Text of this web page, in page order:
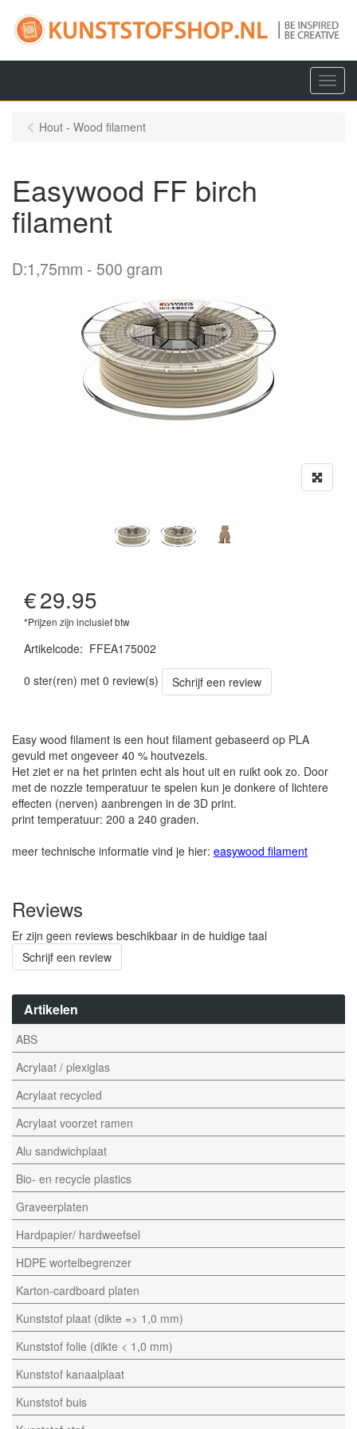
Menu
Artikelen
ABS
Acrylaat / plexiglas
Acrylaat recycled
Acrylaat voorzet ramen
Alu sandwichplaat
Bio- en recycle plastics
Graveerplaten
Hardpapier/ hardweefsel
HDPE wortelbegrenzer
Karton-cardboard platen
Kunststof plaat (dikte => 1,0 mm)
Kunststof folie (dikte < 1,0 mm)
Kunststof kanaalplaat
Kunststof buis
Hout - Wood filament
Easywood FF birch
filament
D:1,75mm 500 gram
€29.95
*Prijzen zijn inclusief btw
Artikelcode: FFEA175002
0 ster(ren) met 0 review(s)
Schrijf een review
Easy wood filament is een hout filament gebaseerd op PLA
gevuld met ongeveer 40 % houtvezels.
Het ziet er na het printen echt als hout uit en ruikt ook zo. Door
met de nozzle temperatuur te spelen kun je donkere of lichtere
effecten (nerven) aanbrengen in de 3D print.
print temperatuur: 200 a 240 graden.
meer technische informatie vind je hier: easywood filament
Reviews
Er zijn geen reviews beschikbaar in de huidige taal
Schrijf een review